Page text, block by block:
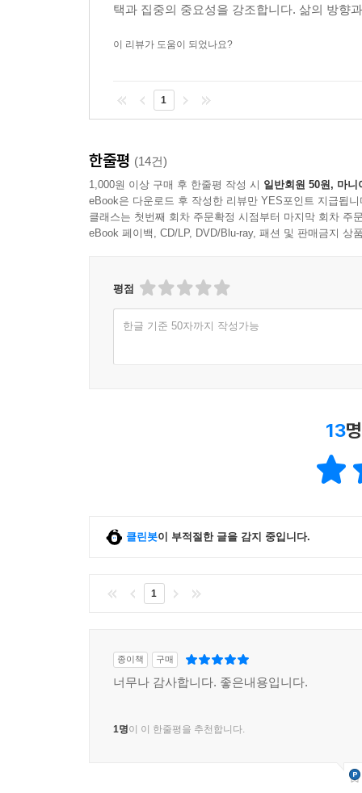
택과 집중의 중요성을 강조합니다. 삶의 방향
이 리뷰가 도움이 되었나요?
1
한줄평 (14건)
1,000원 이상 구매 후 한줄평 작성 시 일반회원 50원, 마니
eBook은 다운로드 후 작성한 리뷰만 YES포인트 지급됩니
클래스는 첫번째 회차 주문확정 시점부터 마지막 회차 주
eBook 페이백, CD/LP, DVD/Blu-ray, 패션 및 판매금지 상
평점
한글 기준 50자까지 작성가능
13
클린봇이 부적절한 글을 감지 중입니다.
1
종이책 구매
너무나 감사합니다. 좋은내용입니다.
1명이 이 한줄평을 추천합니다.